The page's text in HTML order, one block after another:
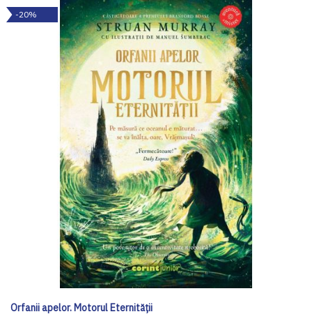
-20%
Orfanii apelor. Motorul Eternității